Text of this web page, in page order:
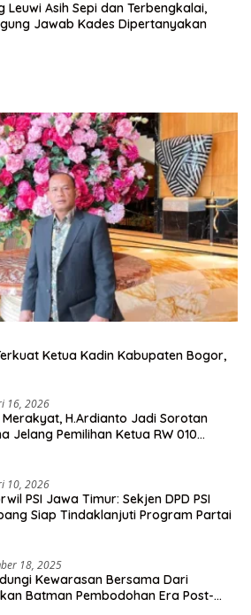
Leuwi Asih Sepi dan Terbengkalai,
Jawab Kades Dipertanyakan
Ketua Kadin Kabupaten Bogor,
16, 2026
Merakyat, H.Ardianto Jadi Sorotan
Jelang Pemilihan Ketua RW 010
10, 2026
PSI Jawa Timur: Sekjen DPD PSI
Siap Tindaklanjuti Program Partai
18, 2025
Kewarasan Bersama Dari
Batman Pembodohan Era Post-